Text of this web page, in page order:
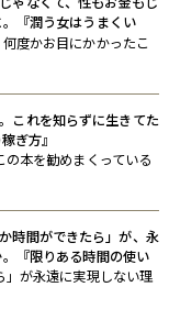
『潤う女はうまくい
度かお目にかかったこ
らったことがあるんだ
これを知らずに生きてた
ぎ方』
本を勧めまくっている
た」「ヤバい、これ知
時間ができたら」が、永
『限りある時間の使い
」が永遠に実現しない理
ー 書いてる間じゅう、